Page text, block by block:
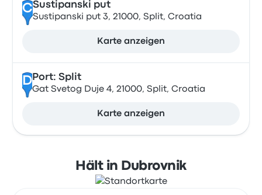
CSustipanski put
Sustipanski put 3, 21000, Split, Croatia
Karte anzeigen
DPort: Split
Gat Svetog Duje 4, 21000, Split, Croatia
Karte anzeigen
Hält in Dubrovnik